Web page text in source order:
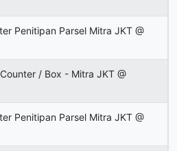
Penitipan Parsel Mitra JKT @
/ Box - Mitra JKT @
Penitipan Parsel Mitra JKT @